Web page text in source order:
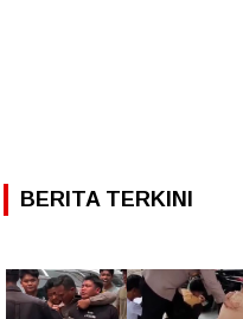
BERITA TERKINI